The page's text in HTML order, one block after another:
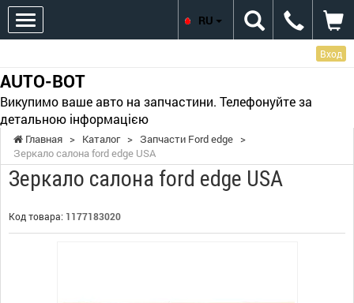
Вход
AUTO-BOT
Викупимо ваше авто на запчастини. Телефонуйте за
детальною інформацією
RU
Главная > Каталог > Запчасти Ford edge >
Зеркало салона ford edge USA
Зеркало салона ford edge USA
Код товара: 1177183020